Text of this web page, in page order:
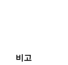
비고